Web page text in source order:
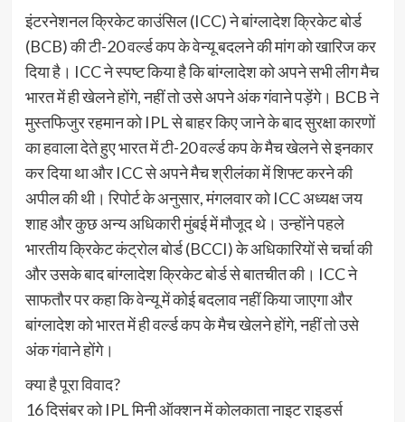
इंटरनेशनल क्रिकेट काउंसिल (ICC) ने बांग्लादेश क्रिकेट बोर्ड
(BCB) की टी-20 वर्ल्ड कप के वेन्यू बदलने की मांग को खारिज कर
दिया है। ICC ने स्पष्ट किया है कि बांग्लादेश को अपने सभी लीग मैच
भारत में ही खेलने होंगे, नहीं तो उसे अपने अंक गंवाने पड़ेंगे। BCB ने
मुस्तफिजुर रहमान को IPL से बाहर किए जाने के बाद सुरक्षा कारणों
का हवाला देते हुए भारत में टी-20 वर्ल्ड कप के मैच खेलने से इनकार
कर दिया था और ICC से अपने मैच श्रीलंका में शिफ्ट करने की
अपील की थी। रिपोर्ट के अनुसार, मंगलवार को ICC अध्यक्ष जय
शाह और कुछ अन्य अधिकारी मुंबई में मौजूद थे। उन्होंने पहले
भारतीय क्रिकेट कंट्रोल बोर्ड (BCCI) के अधिकारियों से चर्चा की
और उसके बाद बांग्लादेश क्रिकेट बोर्ड से बातचीत की। ICC ने
साफतौर पर कहा कि वेन्यू में कोई बदलाव नहीं किया जाएगा और
बांग्लादेश को भारत में ही वर्ल्ड कप के मैच खेलने होंगे, नहीं तो उसे
अंक गंवाने होंगे।
क्या है पूरा विवाद?
16 दिसंबर को IPL मिनी ऑक्शन में कोलकाता नाइट राइडर्स